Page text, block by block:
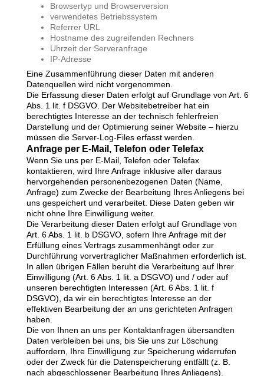
Browsertyp und Browserversion
verwendetes Betriebssystem
Referrer URL
Hostname des zugreifenden Rechners
Uhrzeit der Serveranfrage
IP-Adresse
Eine Zusammenführung dieser Daten mit anderen
Datenquellen wird nicht vorgenommen.
Die Erfassung dieser Daten erfolgt auf Grundlage von Art. 6
Abs. 1 lit. f DSGVO. Der Websitebetreiber hat ein
berechtigtes Interesse an der technisch fehlerfreien
Darstellung und der Optimierung seiner Website – hierzu
müssen die Server-Log-Files erfasst werden.
Anfrage per E-Mail, Telefon oder Telefax
Wenn Sie uns per E-Mail, Telefon oder Telefax
kontaktieren, wird Ihre Anfrage inklusive aller daraus
hervorgehenden personenbezogenen Daten (Name,
Anfrage) zum Zwecke der Bearbeitung Ihres Anliegens bei
uns gespeichert und verarbeitet. Diese Daten geben wir
nicht ohne Ihre Einwilligung weiter.
Die Verarbeitung dieser Daten erfolgt auf Grundlage von
Art. 6 Abs. 1 lit. b DSGVO, sofern Ihre Anfrage mit der
Erfüllung eines Vertrags zusammenhängt oder zur
Durchführung vorvertraglicher Maßnahmen erforderlich ist.
In allen übrigen Fällen beruht die Verarbeitung auf Ihrer
Einwilligung (Art. 6 Abs. 1 lit. a DSGVO) und / oder auf
unseren berechtigten Interessen (Art. 6 Abs. 1 lit. f
DSGVO), da wir ein berechtigtes Interesse an der
effektiven Bearbeitung der an uns gerichteten Anfragen
haben.
Die von Ihnen an uns per Kontaktanfragen übersandten
Daten verbleiben bei uns, bis Sie uns zur Löschung
auffordern, Ihre Einwilligung zur Speicherung widerrufen
oder der Zweck für die Datenspeicherung entfällt (z. B.
nach abgeschlossener Bearbeitung Ihres Anliegens).